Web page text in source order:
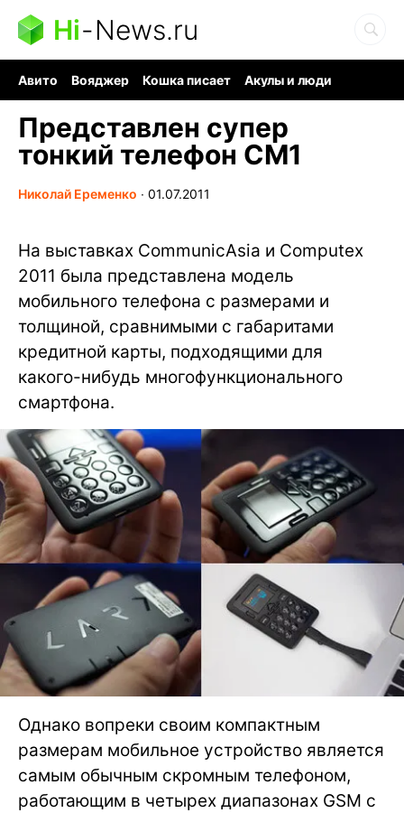
Hi-News.ru
Авито Вояджер Кошка писает
Акулы и люди
Представлен супер
тонкий телефон CM1
Николай Еременко ∙ 01.07.2011
На выставках CommunicAsia и Computex
2011 была представлена модель
мобильного телефона с размерами и
толщиной, сравнимыми с габаритами
кредитной карты, подходящими для
какого-нибудь многофункционального
смартфона.
Однако вопреки своим компактным
размерам мобильное устройство является
самым обычным скромным телефоном,
работающим в четырех диапазонах GSM с